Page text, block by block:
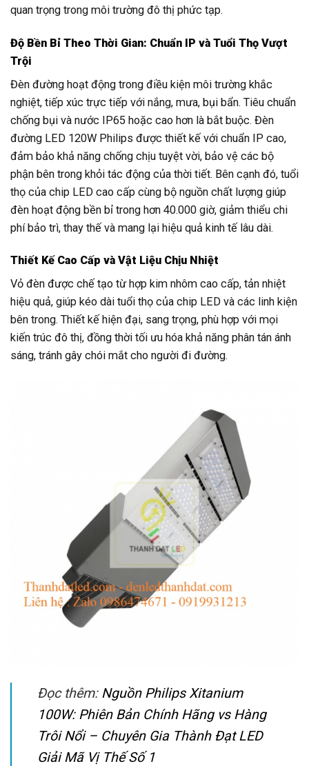
quan trọng trong môi trường đô thị phức tạp.
Độ Bền Bỉ Theo Thời Gian: Chuẩn IP và Tuổi Thọ Vượt
Trội
Đèn đường hoạt động trong điều kiện môi trường khắc
nghiệt, tiếp xúc trực tiếp với nắng, mưa, bụi bẩn. Tiêu chuẩn
chống bụi và nước IP65 hoặc cao hơn là bắt buộc. Đèn
đường LED 120W Philips được thiết kế với chuẩn IP cao,
đảm bảo khả năng chống chịu tuyệt vời, bảo vệ các bộ
phận bên trong khỏi tác động của thời tiết. Bên cạnh đó, tuổi
thọ của chip LED cao cấp cùng bộ nguồn chất lượng giúp
đèn hoạt động bền bỉ trong hơn 40.000 giờ, giảm thiểu chi
phí bảo trì, thay thế và mang lại hiệu quả kinh tế lâu dài.
Thiết Kế Cao Cấp và Vật Liệu Chịu Nhiệt
Vỏ đèn được chế tạo từ hợp kim nhôm cao cấp, tản nhiệt
hiệu quả, giúp kéo dài tuổi thọ của chip LED và các linh kiện
bên trong. Thiết kế hiện đại, sang trọng, phù hợp với mọi
kiến trúc đô thị, đồng thời tối ưu hóa khả năng phân tán ánh
sáng, tránh gây chói mắt cho người đi đường.
Đọc thêm: Nguồn Philips Xitanium
100W: Phiên Bản Chính Hãng vs Hàng
Trôi Nổi – Chuyên Gia Thành Đạt LED
Giải Mã Vị Thế Số 1